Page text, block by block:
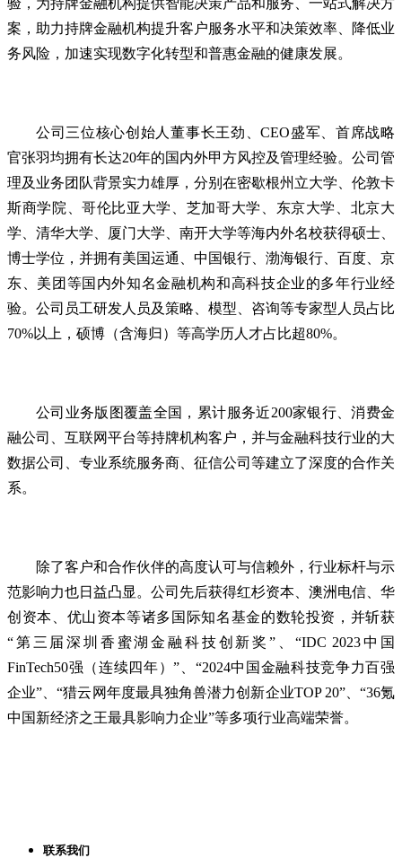
案，助力持牌金融机构提升客户服务水平和决策效率、降低业
务风险，加速实现数字化转型和普惠金融的健康发展。
公司三位核心创始人董事长王劲、CEO盛军、 首席战略
官张羽均拥有长达20年的国内外甲方风控及管理经验。公司管
理及业务团队背景实力雄厚，分别在密歇根州立大学、伦敦卡
斯商学院、哥伦比亚大学、芝加哥大学、东京大学、北京大
学、清华大学、厦门大学、南开大学等海内外名校获得硕士、
博士学位，并拥有美国运通、中国银行、渤海银行、百度、京
东、美团等国内外知名金融机构和高科技企业的多年行业经
验。公司员工研发人员及策略、模型、咨询等专家型人员占比
70%以上，硕博（含海归）等高学历人才占比超80%。
公司业务版图覆盖全国，累计服务近200家银行、消费金
融公司、互联网平台等持牌机构客户，并与金融科技行业的大
数据公司、专业系统服务商、征信公司等建立了深度的合作关
系。
除了客户和合作伙伴的高度认可与信赖外，行业标杆与示
范影响力也日益凸显。公司先后获得红杉资本、澳洲电信、华
创资本、优山资本等诸多国际知名基金的数轮投资，并斩获
“第三届深圳香蜜湖金融科技创新奖”、“IDC 2023中国
FinTech50强（连续四年）”、“2024中国金融科技竞争力百强
企业”、“猎云网年度最具独角兽潜力创新企业TOP 20”、“36氪
中国新经济之王最具影响力企业”等多项行业高端荣誉。
联系我们